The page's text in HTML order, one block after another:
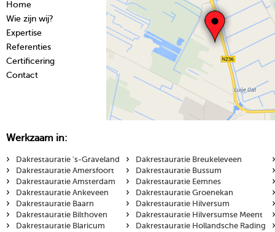
Home
Wie zijn wij?
Expertise
Referenties
Certificering
Contact
Werkzaam in:
›
Dakrestauratie 's-Graveland
› Dakrestauratie Amersfoort
› Dakrestauratie Amsterdam
› Dakrestauratie Ankeveen
› Dakrestauratie Baarn
› Dakrestauratie Bilthoven
› Dakrestauratie Blaricum
› Dakrestauratie Breukeleveen
› Dakrestauratie Bussum
› Dakrestauratie Eemnes
› Dakrestauratie Groenekan
› Dakrestauratie Hilversum
› Dakrestauratie Hilversumse Meent
› Dakrestauratie Hollandsche Rading
›
›
›
›
›
›
›